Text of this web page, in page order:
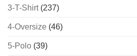
3-T-Shirt(237)
4-Oversize (46)
5-Polo (39)